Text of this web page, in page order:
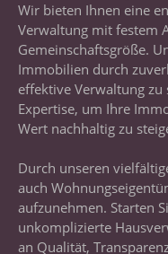
Wir bieten Ihnen eine
Verwaltung mit festem
Gemeinschaftsgröße.
Immobilien durch
effektive Verwaltung zu
Expertise, um Ihre
Wert nachhaltig zu
Durch unseren
auch
aufzunehmen. Starten
unkomplizierte
an Qualität,